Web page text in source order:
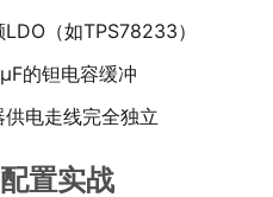
（如TPS78233）
的钽电容缓冲
电走线完全独立
置实战